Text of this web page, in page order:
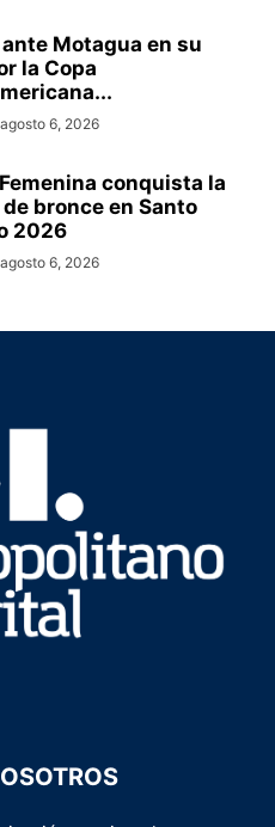
ante Motagua en su
la Copa
agosto 6, 2026
conquista la
bronce en Santo
2026
agosto 6, 2026